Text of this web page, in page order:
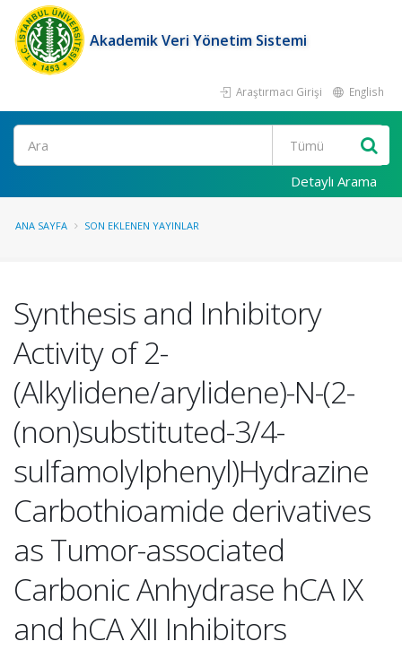
Akademik Veri Yönetim Sistemi
Araştırmacı Girişi English
Ara
Detaylı Arama
ANA SAYFA SON EKLENEN YAYINLAR
Synthesis and Inhibitory
Activity of 2-
(Alkylidene/arylidene)-N-(2-
(non)substituted-3/4-
sulfamolylphenyl)Hydrazine
Carbothioamide derivatives
as Tumor-associated
Carbonic Anhydrase hCA IX
and hCA XII Inhibitors